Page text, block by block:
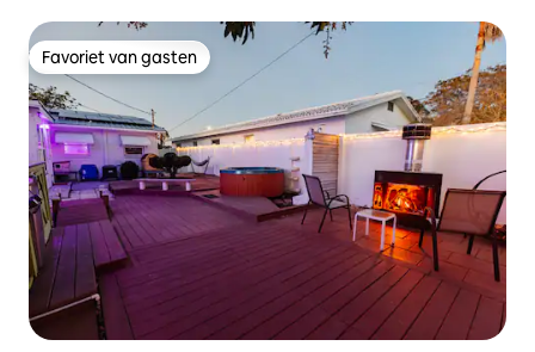
Favoriet van gasten
Favoriet van gasten